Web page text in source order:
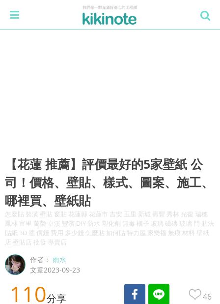
【花蓮 推薦】評價最好的5家壁紙 公
司！價格、壁貼、樣式、圖案、施工、
哪裡買、壁紙貼
怎麼貼 裝潢 壁貼 窗貼 花蓮縣 花蓮市 吉安 玉里 新城 壽豐 秀林 光復 瑞穗
鳳林 富里 萬榮 卓溪 豐濱 DIY 防水 塑化劑 無毒 櫃子 玻璃 磁磚 玻璃 門 貼法
貼紙 3D 牆 價錢 費用 多少錢 怎麼貼 如何貼 特力屋 家樂福 無痕 材料 壁紙
店 壁貼店 批發 專賣店
作者：雨水
文章2023-09-23
110分享 46